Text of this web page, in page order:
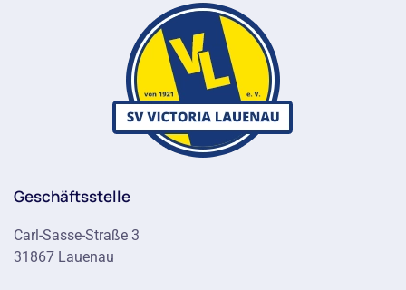
Geschäftsstelle
Carl-Sasse-Straße 3
31867 Lauenau